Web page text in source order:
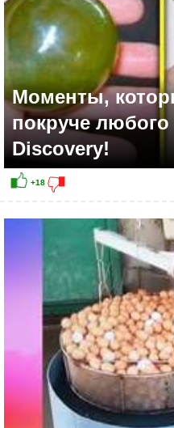
Моменты,
покруче
Discovery!